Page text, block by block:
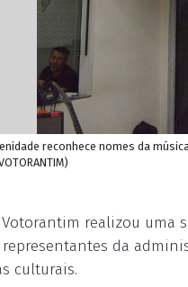
reconhece nomes da
Votorantim realizou uma
da
culturais.